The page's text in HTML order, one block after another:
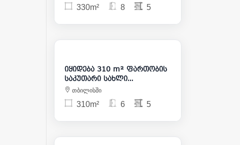
330m² 8 5
895 000
იყიდება 310 m² ფართობის
საკუთარი სახლი
საბურთალოზე
თბილისში
310m² 6 5
850 000